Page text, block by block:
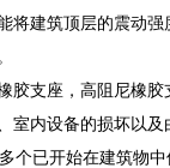
将建筑顶层的震动
胶支座，高阻尼橡
室内设备的损坏以
个已开始在建筑物